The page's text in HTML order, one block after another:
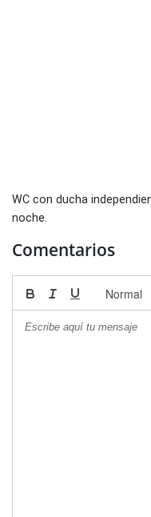
WC con ducha
noche.
Comentarios